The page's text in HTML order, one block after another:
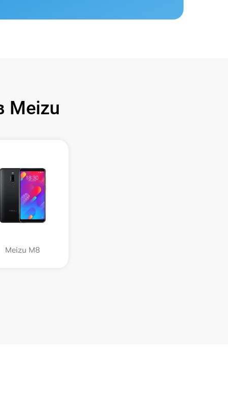
Meizu
Meizu M8